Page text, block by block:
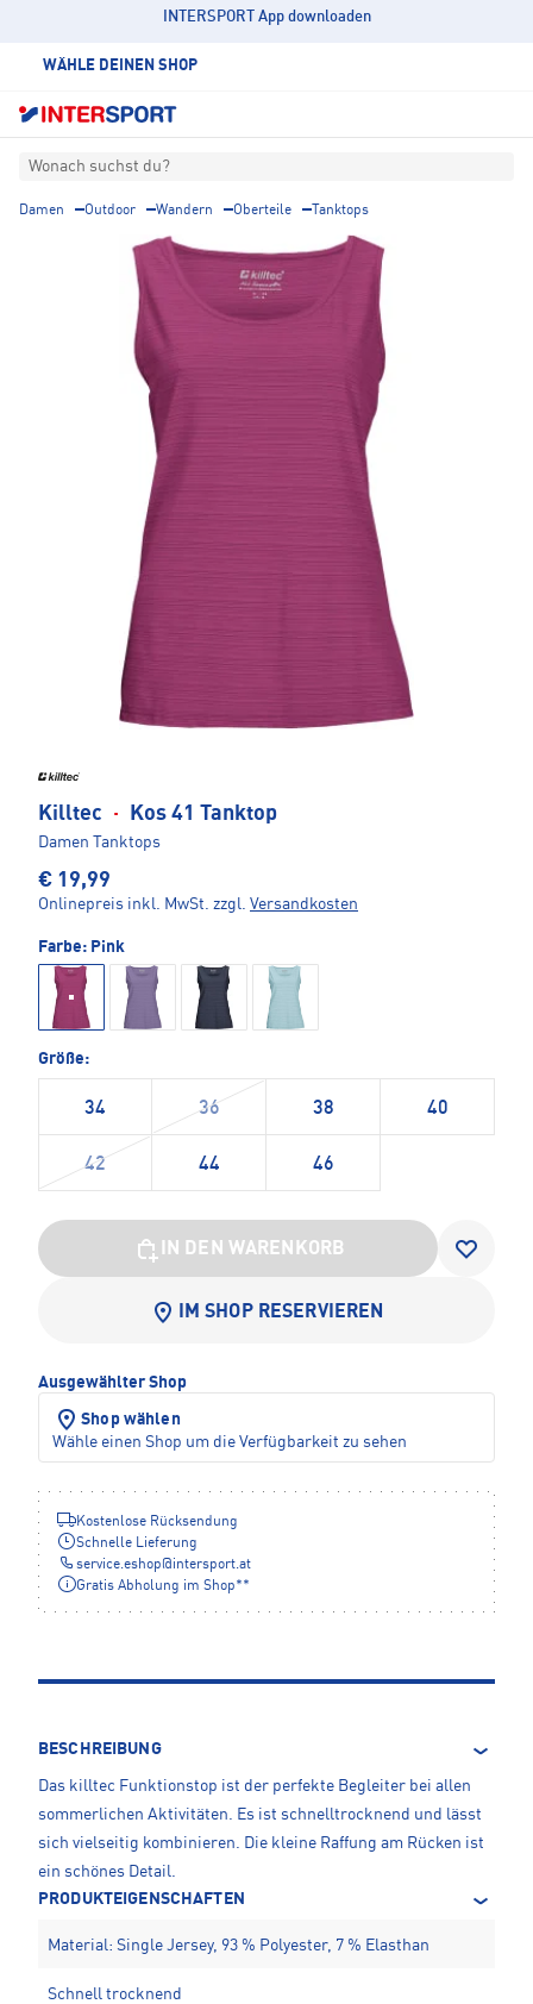
INTERSPORT App downloaden
WÄHLE DEINEN SHOP
Wonach suchst du?
Damen Outdoor Wandern Oberteile Tanktops
Killtec · Kos 41 Tanktop
Damen Tanktops
€ 19,99
Onlinepreis inkl. MwSt. zzgl. Versandkosten
Farbe: Pink
Größe:
34 36 38 40
42 44 46
IN DEN WARENKORB
IM SHOP RESERVIEREN
Ausgewählter Shop
Shop wählen
Wähle einen Shop um die Verfügbarkeit zu sehen
Kostenlose Rücksendung
Schnelle Lieferung
service.eshop@intersport.at
Gratis Abholung im Shop**
BESCHREIBUNG
Das killtec Funktionstop ist der perfekte Begleiter bei allen
sommerlichen Aktivitäten. Es ist schnelltrocknend und lässt
sich vielseitig kombinieren. Die kleine Raffung am Rücken ist
ein schönes Detail.
PRODUKTEIGENSCHAFTEN
Material: Single Jersey, 93 % Polyester, 7 % Elasthan
Schnell trocknend